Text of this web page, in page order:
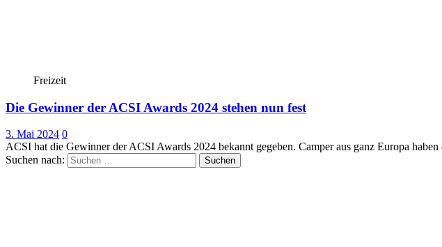
Freizeit
Die Gewinner der ACSI Awards 2024 stehen nun fest
3. Mai 2024 0
ACSI hat die Gewinner der ACSI Awards 2024 bekannt gegeben. Camper aus ganz Europa
Suchen nach: